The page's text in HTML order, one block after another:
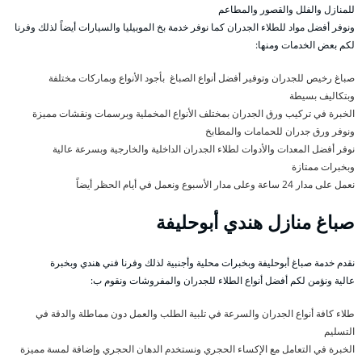
للمنازل والفلل والقصور والمطاعم
ونوفر أفضل مواد للطلاء الجدران كما نوفر خدمة بخ الموبيليا والسيارات أيضاً لذلك وفرنا
لكم بعض الخدمات ومنها:
صباغ رخيص للجدران وتوفير أفضل أنواع الصباغ بأجود الأنواع وبماركات مختلفة
وبتكاليف بسيطة
الخبرة في تركيب ورق الجدران بمختلف الأنواع المخملية وبرسمات ونقشات مميزة
ونوفر ورق جدران للحمامات والمطابخ
نوفر أفضل المعدات والأدوات لطلاء الجدران الداخلية والخارجية وبسرعة عالية
وبخبرات ممتازة
نعمل على مدار 24 ساعة وعلى مدار الأسبوع ونعمل في أيام الحظر أيضاً
صباغ منازل هندي أبوحليفة
نقدم خدمة صباغ أبوحليفة وبخبرات محلية وأجنبية لذلك وفرنا فني هندي وبخبرة
عالية ونؤمن لكم أفضل أنواع الطلاء للجدران والمفروشات ونقوم ب:
طلاء كافة أنواع الجدران والسرعة في تلبية الطلب والعمل دون مماطلة والدقة في
التسليم
الخبرة في التعامل مع الإكساء الحجري ونستخدم الدهان الحجري وإضافة لمسة مميزة